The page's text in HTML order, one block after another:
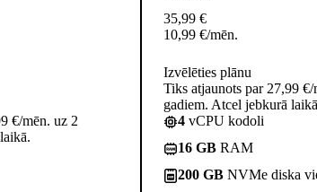
€/mēn. uz 2
35,99 €
10,99 €/mēn.
Izvēlēties plānu
Tiks atjaunots par 27,99 €/
gadiem. Atcel jebkurā
4 vCPU kodoli
16 GB RAM
200 GB NVMe diska